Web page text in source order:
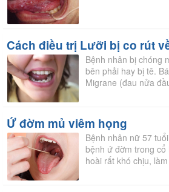
Cách điều trị Lưỡi bị co rút
Bệnh nhân bị chóng
bên phải hay bị tê.
Migrane (đau nửa
Ứ đờm mủ viêm họng
Bệnh nhân nữ 57
bệnh ứ đờm trong cổ
hoài rất khó chịu,